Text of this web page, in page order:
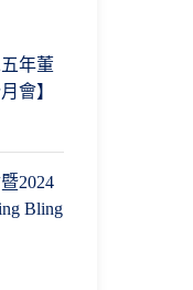
年董
會】
2024
Bling